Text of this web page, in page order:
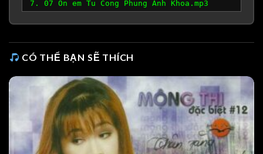
7. 07 On em Tu Cong Phung Anh Khoa.mp3
Anh.mp3
10. 10 Bay gio thang may Tu Cong Phung Thai
Chau.mp3
CÓ THỂ BẠN SẼ THÍCH